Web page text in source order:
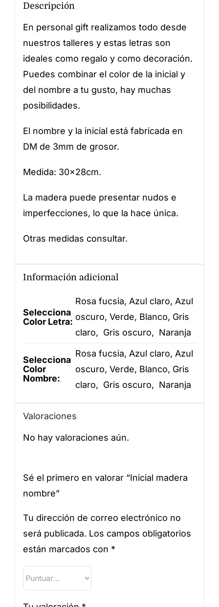
Descripción
En personal gift realizamos todo desde
nuestros talleres y estas letras son
ideales como regalo y como decoración.
Puedes combinar el color de la inicial y
del nombre a tu gusto, hay muchas
posibilidades.
El nombre y la inicial está fabricada en
DM de 3mm de grosor.
Medida: 30x28cm.
La madera puede presentar nudos e
imperfecciones, lo que la hace única.
Otras medidas consultar.
Información adicional
Selecciona
Color Letra:
Rosa fucsia, Azul claro, Azul
oscuro, Verde, Blanco, Gris
claro, Gris oscuro, Naranja
Selecciona
Color
Nombre:
Rosa fucsia, Azul claro, Azul
oscuro, Verde, Blanco, Gris
claro, Gris oscuro, Naranja
Valoraciones
No hay valoraciones aún.
Sé el primero en valorar “Inicial madera
nombre”
Tu dirección de correo electrónico no
será publicada. Los campos obligatorios
están marcados con *